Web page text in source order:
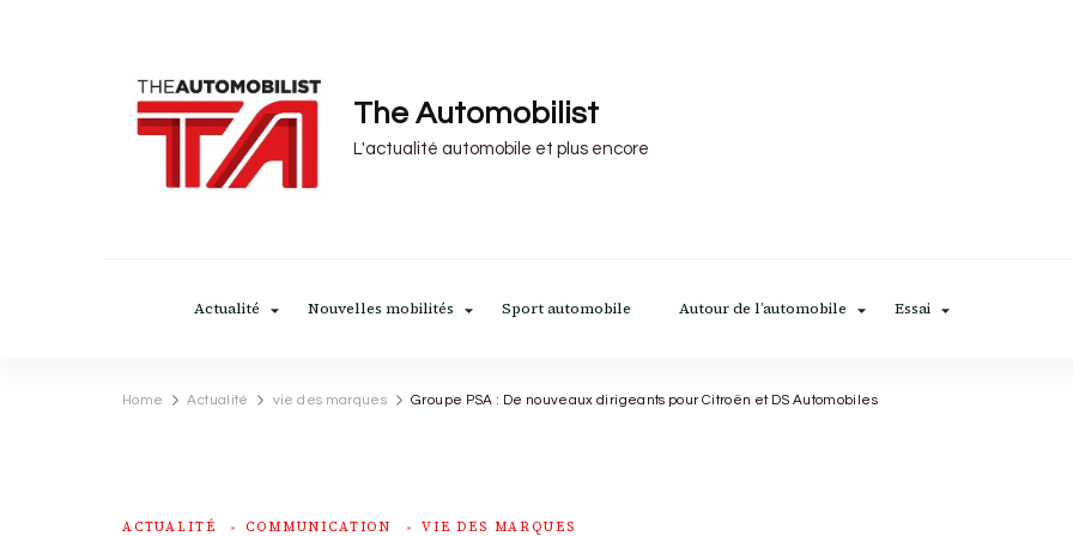
The Automobilist
L'actualité automobile et plus encore
Actualité Nouvelles mobilités Sport automobile Autour de l’automobile Essai
Home Actualité vie des marques Groupe PSA : De nouveaux dirigeants pour Citroën et DS Automobiles
ACTUALITÉ COMMUNICATION VIE DES MARQUES